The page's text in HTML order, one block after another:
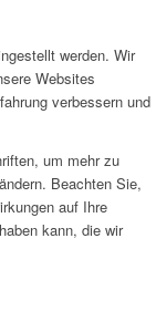
werden. Wir
Websites
verbessern und
um mehr zu
Beachten Sie,
auf Ihre
kann, die wir